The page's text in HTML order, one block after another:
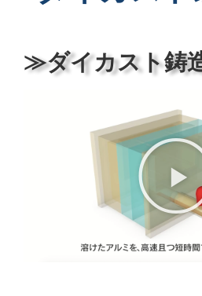
≫ダイカスト鋳